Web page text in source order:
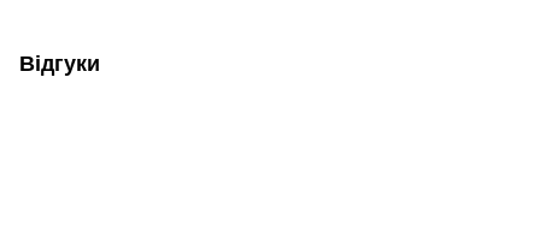
Відгуки